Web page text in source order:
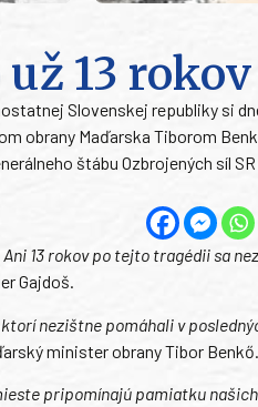
13 rokov
Slovenskej republiky si
obrany Maďarska Tiborom
štábu Ozbrojených síl
13 rokov po tejto tragédii sa
Gajdoš.
ktorí nezištne pomáhali v
minister obrany Tibor Benkő.
pripomínajú pamiatku